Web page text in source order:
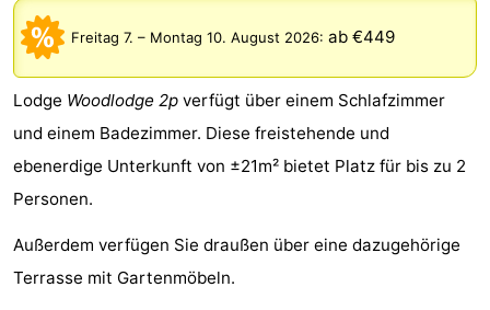
-
Buitenheem
-
De
Oase
-
Duinoord
-
Julianahoeve
-
Freitag 7. – Montag 10. August 2026: ab €449
Lodge Woodlodge 2p verfügt über einem Schlafzimmer
und einem Badezimmer. Diese freistehende und
ebenerdige Unterkunft von ±21m² bietet Platz für bis zu 2
Personen.
Außerdem verfügen Sie draußen über eine dazugehörige
Terrasse mit Gartenmöbeln.